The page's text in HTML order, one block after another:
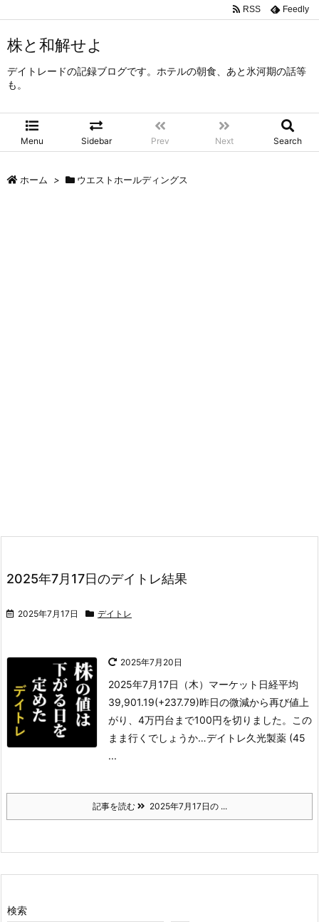
株と和解せよ
デイトレードの記録ブログです。ホテルの朝食、あと氷河期の話等
も。
Menu Sidebar Prev Next Search
RSS Feedly
ホーム > ウエストホールディングス
2025年7月17日のデイトレ結果
2025年7月17日 デイトレ
2025年7月20日
2025年7月17日（木） マーケット 日経平均
39,901.19(+237.79)昨日の微減から再び値上
がり、4万円台まで100円を切りました。この
まま行くでしょうか…デイトレ久光製薬 (45
...
記事を読む 2025年7月17日の ...
検索